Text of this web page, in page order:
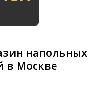
напольных
в Москве